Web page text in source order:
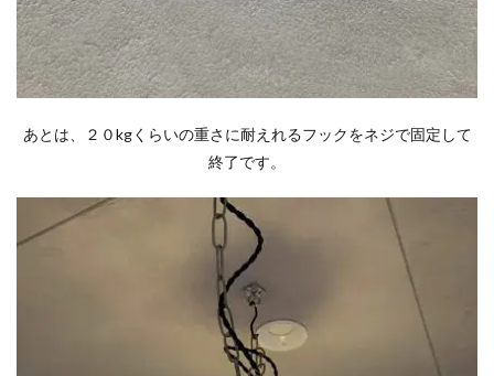
あとは、２０kgくらいの重さに耐えれるフックをネジで固定して
終了です。